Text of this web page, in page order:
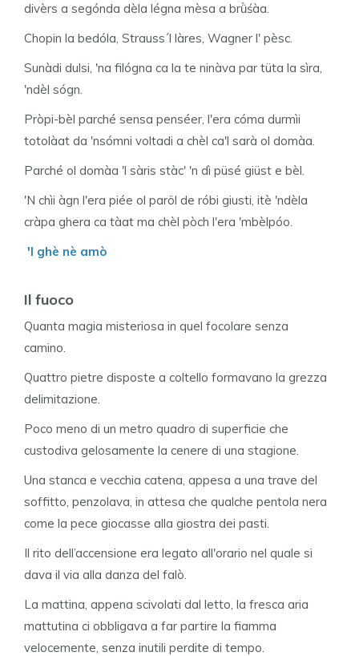
divèrs a segónda dèla légna mèsa a brǜśàa.
Chopin la bedóla, Strauss´l làres, Wagner l' pèsc.
Sunàdi dulsi, 'na filógna ca la te ninàva par tüta la sìra,
'ndèl sógn.
Pròpi-bèl parché sensa penséer, l'era cóma durmìi
totolàat da 'nsómni voltadi a chèl ca'l sarà ol domàa.
Parché ol domàa 'l sàris stàc' 'n dì püsé giüst e bèl.
'N chìi àgn l'era piée ol paröl de róbi giusti, itè 'ndèla
cràpa ghera ca tàat ma chèl pòch l'era 'mbèlpóo.
'l ghè nè amò
Il fuoco
Quanta magia misteriosa in quel focolare senza
camino.
Quattro pietre disposte a coltello formavano la grezza
delimitazione.
Poco meno di un metro quadro di superficie che
custodiva gelosamente la cenere di una stagione.
Una stanca e vecchia catena, appesa a una trave del
soffitto, penzolava, in attesa che qualche pentola nera
come la pece giocasse alla giostra dei pasti.
Il rito dell’accensione era legato all'orario nel quale si
dava il via alla danza del falò.
La mattina, appena scivolati dal letto, la fresca aria
mattutina ci obbligava a far partire la fiamma
velocemente, senza inutili perdite di tempo.